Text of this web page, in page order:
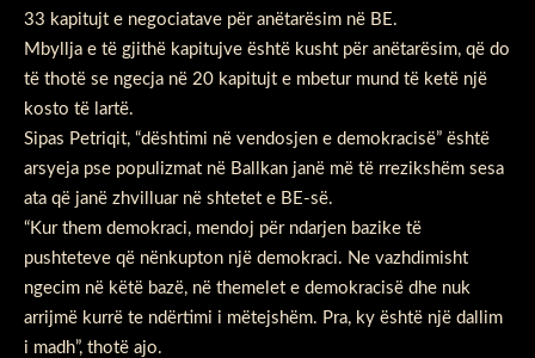
33 kapitujt e negociatave për anëtarësim në BE.
Mbyllja e të gjithë kapitujve është kusht për anëtarësim, që do
të thotë se ngecja në 20 kapitujt e mbetur mund të ketë një
kosto të lartë.
Sipas Petriqit, “dështimi në vendosjen e demokracisë” është
arsyeja pse populizmat në Ballkan janë më të rrezikshëm sesa
ata që janë zhvilluar në shtetet e BE-së.
“Kur them demokraci, mendoj për ndarjen bazike të
pushteteve që nënkupton një demokraci. Ne vazhdimisht
ngecim në këtë bazë, në themelet e demokracisë dhe nuk
arrijmë kurrë te ndërtimi i mëtejshëm. Pra, ky është një dallim
i madh”, thotë ajo.